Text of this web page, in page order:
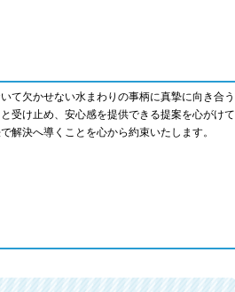
て欠かせない水まわりの事柄に真摯に向き合う
受け止め、安心感を提供できる提案を心がけて
解決へ導くことを心から約束いたします。